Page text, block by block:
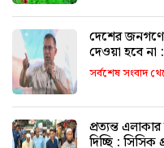
দেশের
দেওয়া হবে না :
সর্বশেষ সংবাদ
প্রত্যন্ত
দিচ্ছি : সিসিক